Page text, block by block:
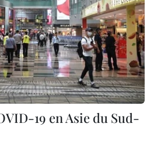
19 en Asie du Sud-